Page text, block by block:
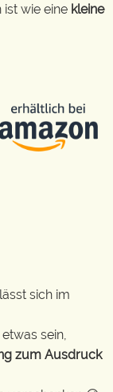
wie eine kleine
sich im
sein,
zum Ausdruck